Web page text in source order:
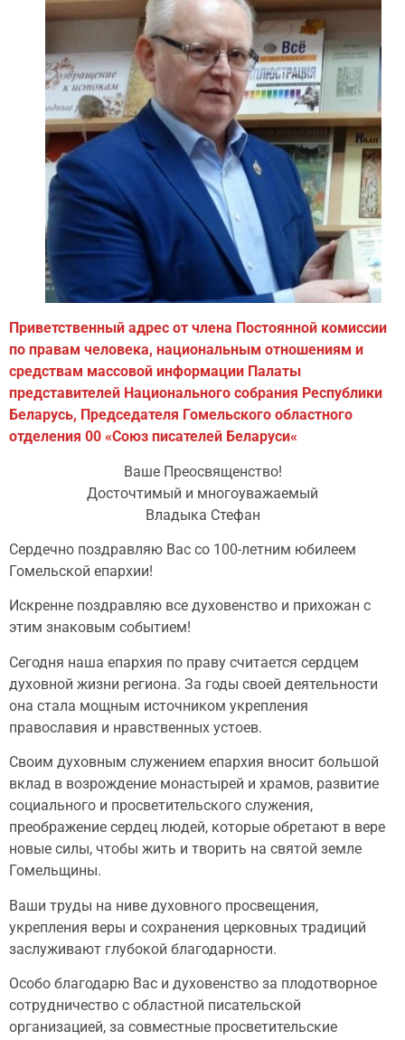
Приветственный адрес от члена Постоянной комиссии
по правам человека, национальным отношениям и
средствам массовой информации Палаты
представителей Национального собрания Республики
Беларусь, Председателя Гомельского областного
отделения 00 «Союз писателей Беларуси«
Ваше Преосвященство!
Досточтимый и многоуважаемый
Владыка Стефан
Сердечно поздравляю Вас со 100-летним юбилеем
Гомельской епархии!
Искренне поздравляю все духовенство и прихожан с
этим знаковым событием!
Сегодня наша епархия по праву считается сердцем
духовной жизни региона. За годы своей деятельности
она стала мощным источником укрепления
православия и нравственных устоев.
Своим духовным служением епархия вносит большой
вклад в возрождение монастырей и храмов, развитие
социального и просветительского служения,
преображение сердец людей, которые обретают в вере
новые силы, чтобы жить и творить на святой земле
Гомельщины.
Ваши труды на ниве духовного просвещения,
укрепления веры и сохранения церковных традиций
заслуживают глубокой благодарности.
Особо благодарю Вас и духовенство за плодотворное
сотрудничество с областной писательской
организацией, за совместные просветительские